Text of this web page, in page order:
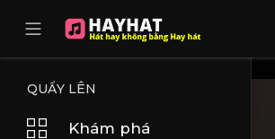
QUẨY LÊN
Khám phá